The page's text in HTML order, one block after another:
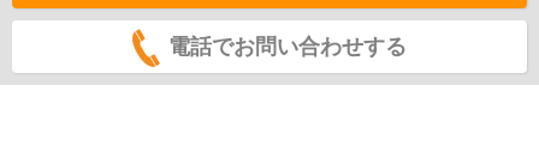
電話でお問い合わせする